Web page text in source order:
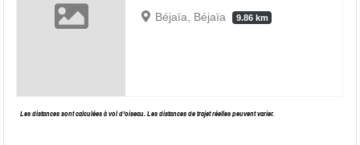
Béjaïa, Béjaïa
9.86 km
Les distances sont calculées à vol d’oiseau. Les distances de trajet réelles peuvent varier.